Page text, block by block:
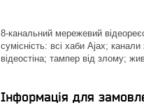
8-канальний мережевий
сумісність: всі хаби Ajax;
відеостіна; тампер від злому;
Інформація для